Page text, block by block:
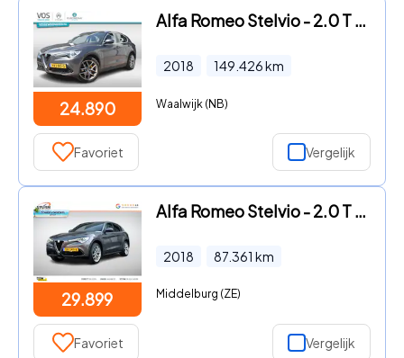
24.890
Alfa Romeo Stelvio - 2.0 T 280pk AWD (4x4) Super Veloce Automaat | Navigatie | Ca
2018 149.426km
Waalwijk (NB)
Favoriet Vergelijk
29.899
Alfa Romeo Stelvio - 2.0 T AWD Super Veloce Interieur NL-Auto + Afneembare Trekha
2018 87.361 km
Middelburg (ZE)
Favoriet Vergelijk